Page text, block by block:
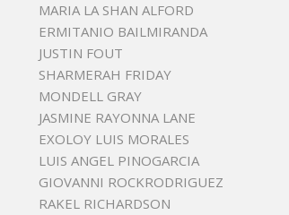
MARIA LA SHAN ALFORD
ERMITANIO BAILMIRANDA
JUSTIN FOUT
SHARMERAH FRIDAY
MONDELL GRAY
JASMINE RAYONNA LANE
EXOLOY LUIS MORALES
LUIS ANGEL PINOGARCIA
GIOVANNI ROCKRODRIGUEZ
RAKEL RICHARDSON